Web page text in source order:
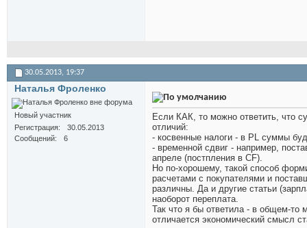
30.05.2013, 19:37
Наталья Фроленко
Новый участник
Регистрация
30.05.2013
Сообщений
6
Если КАК, то можно ответить, что
отличий:
- косвенные налоги - в PL суммы
- временной сдвиг - например,
апреле (постпления в CF).
Но по-хорошему, такой способ
расчетами с покупателями и
различны. Да и другие статьи
наоборот переплата.
Так что я бы ответила - в общем-то
отличается экономический смысл